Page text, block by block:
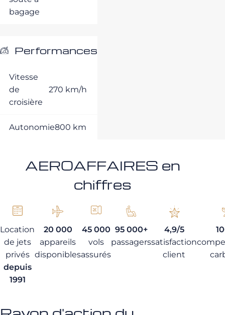
bagage
Performances
Vitesse
de
croisière
270 km/h
Autonomie800 km
AEROAFFAIRES en
chiffres
Location
de jets
privés
depuis
1991
20 000
appareils
disponibles
45 000
vols
assurés
95 000+
passagers
4,9/5
satisfaction
client